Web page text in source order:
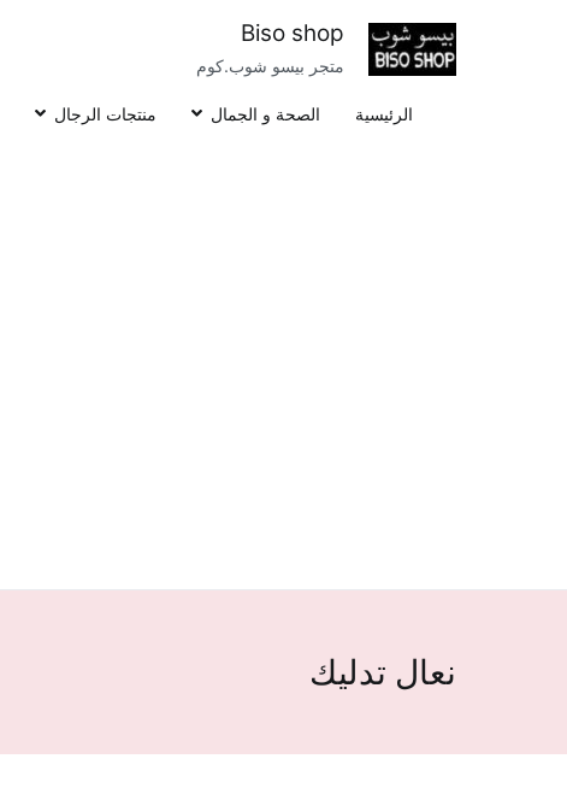
Biso shop
متجر بيسو شوب.كوم
الرئيسية الصحة و الجمال منتجات الرجال
نعال تدليك